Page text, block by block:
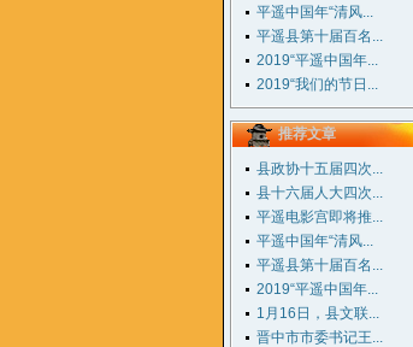
平遥中国年“清风...
平遥县第十届百名...
2019“平遥中国年...
2019“我们的节日...
推荐文章
县政协十五届四次...
县十六届人大四次...
平遥电影宫即将推...
平遥中国年“清风...
平遥县第十届百名...
2019“平遥中国年...
1月16日，县文联...
晋中市市委书记王...